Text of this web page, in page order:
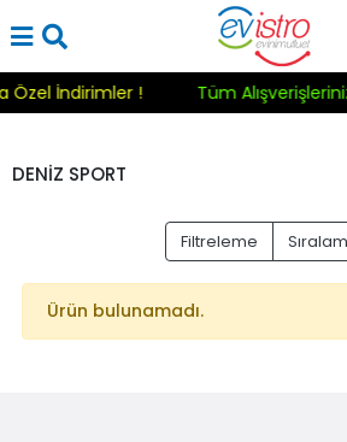
Özel İndirimler ! Tüm
DENİZ SPORT
Filtreleme
Ürün bulunamadı.